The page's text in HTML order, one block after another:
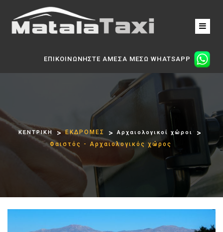
ΕΠΙΚΟΙΝΩΝΗΣΤΕ ΑΜΕΣΑ ΜΕΣΩ WHATSAPP
ΚΕΝΤΡΙΚΗ ΕΚΔΡΟΜΕΣ Αρχαιολογικοί χώροι
Φαιστός - Aρχαιολογικός χώρος